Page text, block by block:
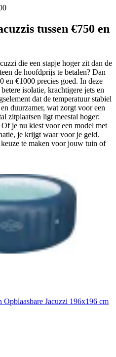
tussen €750 en
die een stapje hoger zit dan de
de hoofdprijs te betalen? Dan
en €1000 precies goed. In deze
isolatie, krachtigere jets en
dat de temperatuur stabiel
duurzamer, wat zorgt voor een
zitplaatsen ligt meestal hoger:
je nu kiest voor een model met
je krijgt waar voor je geld.
te maken voor jouw tuin of
Jacuzzi 196x196 cm